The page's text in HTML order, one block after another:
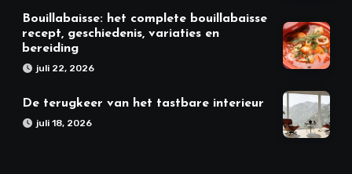
Bouillabaisse: het complete bouillabaisse
recept, geschiedenis, variaties en
bereiding
juli 22, 2026
De terugkeer van het tastbare interieur
juli 18, 2026